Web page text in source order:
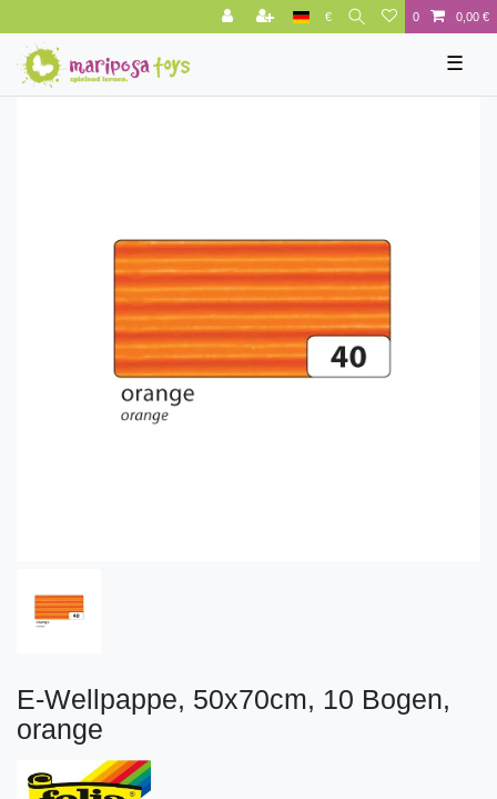
€ 0 0,00 €
☰
E-Wellpappe, 50x70cm, 10 Bogen,
orange